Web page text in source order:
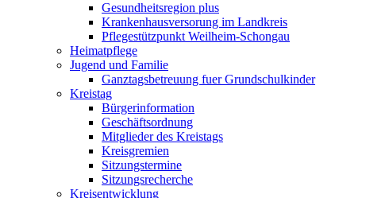
Gesundheitsregion plus
Krankenhausversorung im Landkreis
Pflegestützpunkt Weilheim-Schongau
Heimatpflege
Jugend und Familie
Ganztagsbetreuung fuer Grundschulkinder
Kreistag
Bürgerinformation
Geschäftsordnung
Mitglieder des Kreistags
Kreisgremien
Sitzungstermine
Sitzungsrecherche
Kreisentwicklung